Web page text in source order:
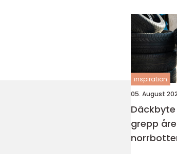
inspiration
05. August
Däckbyte
grepp